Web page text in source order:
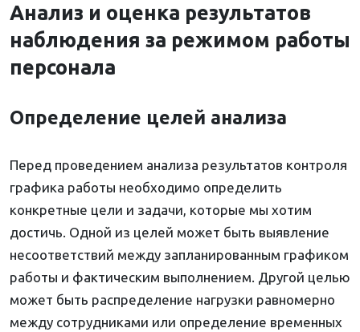
Анализ и оценка результатов
наблюдения за режимом работы
персонала
Определение целей анализа
Перед проведением анализа результатов контроля
графика работы необходимо определить
конкретные цели и задачи, которые мы хотим
достичь. Одной из целей может быть выявление
несоответствий между запланированным графиком
работы и фактическим выполнением. Другой целью
может быть распределение нагрузки равномерно
между сотрудниками или определение временных